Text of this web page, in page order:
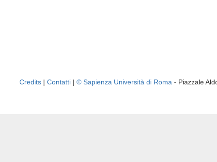
Credits | Contatti | © Sapienza Università di Roma - Piazzale